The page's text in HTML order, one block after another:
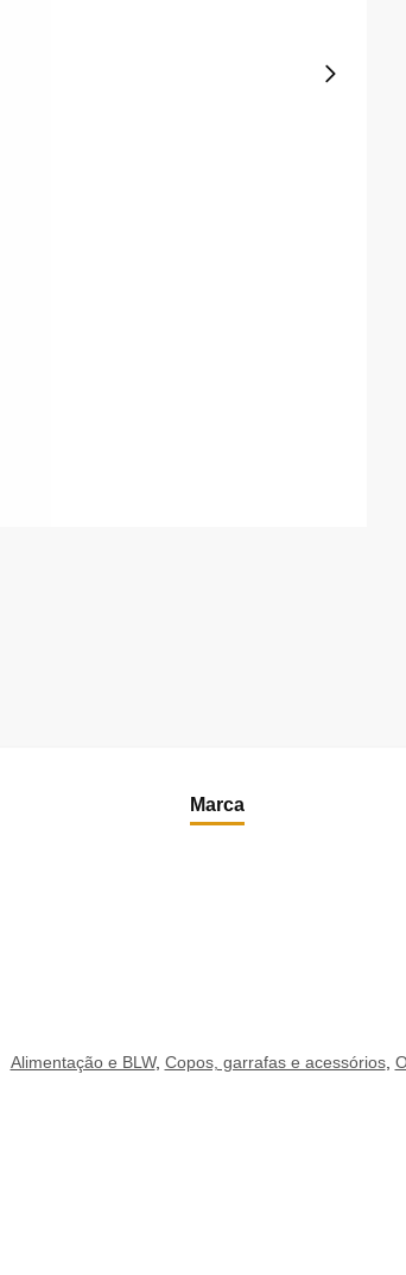
Marca
Alimentação e BLW, Copos, garrafas e acessórios,